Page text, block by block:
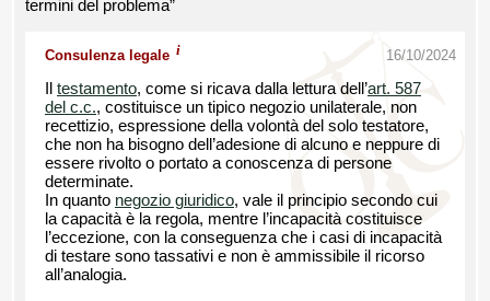
termini del problema”
Consulenza legale i 16/10/2024
testamento, come si ricava dalla lettura dell’art. 587
del c.c., costituisce un tipico negozio unilaterale, non
recettizio, espressione della volontà del solo testatore,
che non ha bisogno dell’adesione di alcuno e neppure di
essere rivolto o portato a conoscenza di persone
determinate.
In quanto negozio giuridico, vale il principio secondo cui
la capacità è la regola, mentre l’incapacità costituisce
l’eccezione, con la conseguenza che i casi di incapacità
di testare sono tassativi e non è ammissibile il ricorso
all’analogia.